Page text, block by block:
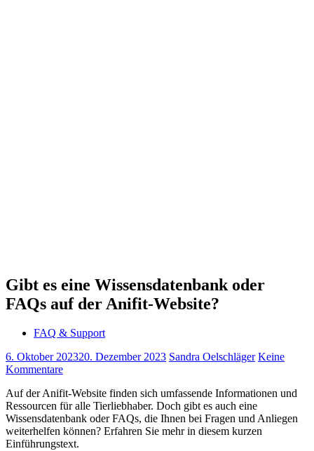
Gibt es eine Wissensdatenbank oder
FAQs auf der Anifit-Website?
FAQ & Support
6. Oktober 202320. Dezember 2023 Sandra Oelschläger Keine
Kommentare
Auf der Anifit-Website finden sich umfassende Informationen und
Ressourcen für alle Tierliebhaber. Doch gibt es auch eine
Wissensdatenbank oder FAQs, die Ihnen bei Fragen und Anliegen
weiterhelfen können? Erfahren Sie mehr in diesem kurzen
Einführungstext.